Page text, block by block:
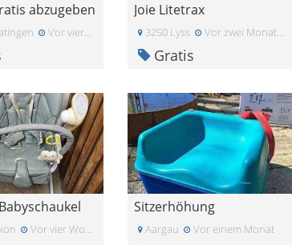
abzugeben
Vor vier Wochen
Joie Litetrax
3250 Lyss Vor zwei Monaten
Gratis
Vor vier Wochen
Sitzerhöhung
Aargau Vor einem Monat